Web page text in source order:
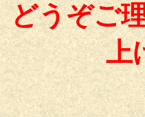
どうぞご
上